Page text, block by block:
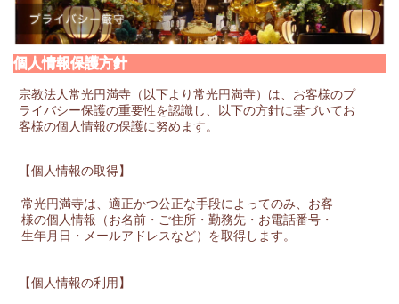
個人情報保護方針
宗教法人常光円満寺（以下より常光円満寺）は、お客様のプ
ライバシー保護の重要性を認識し、以下の方針に基づいてお
客様の個人情報の保護に努めます。
【個人情報の取得】
常光円満寺は、適正かつ公正な手段によってのみ、お客
様の個人情報（お名前・ご住所・勤務先・お電話番号・
生年月日・メールアドレスなど）を取得します。
【個人情報の利用】